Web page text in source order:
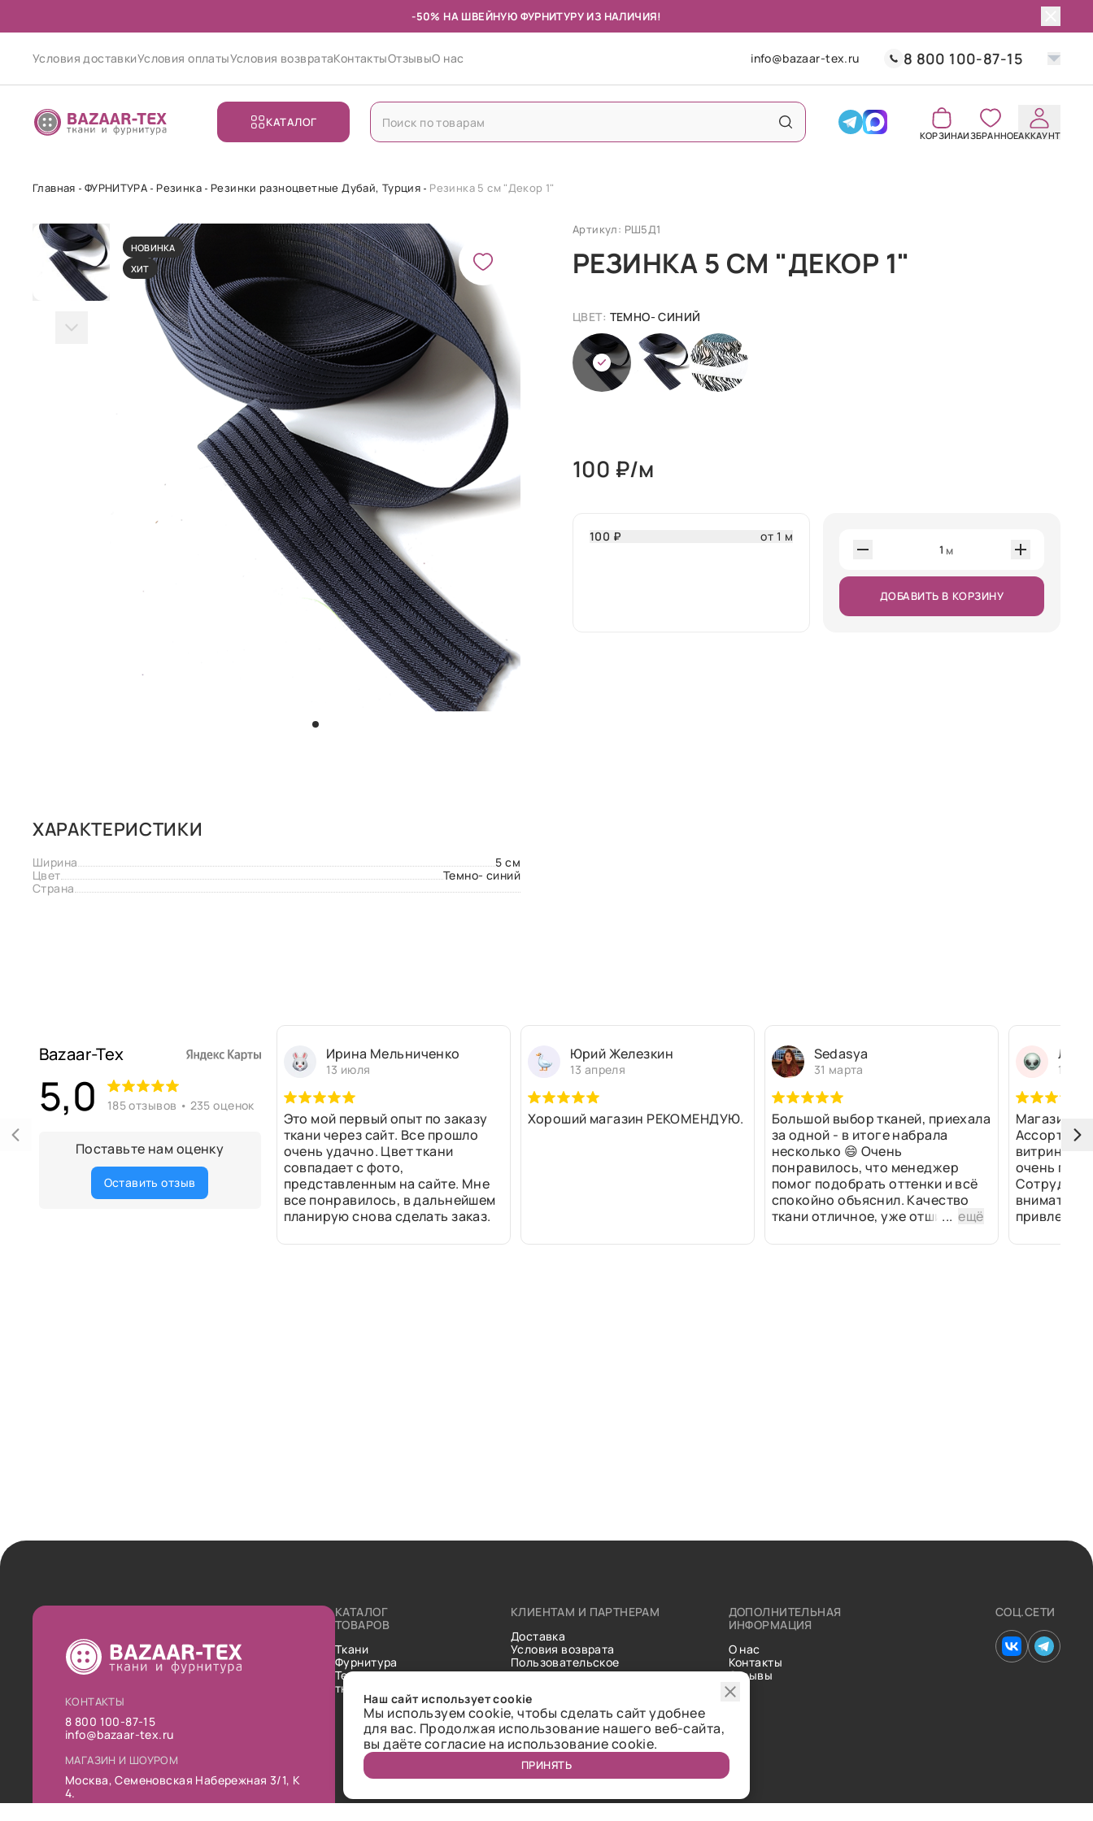
-50% НА ШВЕЙНУЮ ФУРНИТУРУ ИЗ НАЛИЧИЯ!
Условия доставкиУсловия оплатыУсловия возвратаКонтактыОтзывыО нас info@bazaar-tex.ru 8 800 100-87-15
КАТАЛОГ
КОРЗИНАИЗБРАННОЕАККАУНТ
Главная ФУРНИТУРА Резинка Резинки разноцветные Дубай, Турция Резинка 5 см "Декор 1"
НОВИНКА
ХИТ
Артикул: РШ5Д1
РЕЗИНКА 5 СМ "ДЕКОР 1"
ЦВЕТ: ТЕМНО- СИНИЙ
100 ₽/м
100 ₽ от 1 м
1 м
ДОБАВИТЬ В КОРЗИНУ
ХАРАКТЕРИСТИКИ
Ширина
5 см
Цвет
Темно- синий
Страна
Bazaar-Tex
5,0 185 отзывов • 235 оценок
Поставьте нам оценку
Оставить отзыв
Ирина Мельниченко
13 июля
Это мой первый опыт по заказу
ткани через сайт. Все прошло
очень удачно. Цвет ткани
совпадает с фото,
представленным на сайте. Мне
все понравилось, в дальнейшем
планирую снова сделать заказ.
Юрий Железкин
13 апреля
Хороший магазин РЕКОМЕНДУЮ.
Sedasya
31 марта
Большой выбор тканей, приехала
за одной - в итоге набрала
несколько 😄 Очень
понравилось, что менеджер
помог подобрать оттенки и всё
спокойно объяснил. Качество
ткани отличное, уже отшили...ещё
13
Магазин
витринах
очень
привлек
рулоны
КОНТАКТЫ
8 800 100-87-15
info@bazaar-tex.ru
МАГАЗИН И ШОУРОМ
Москва, Семеновская Набережная 3/1, К
4.
КАТАЛОГ
ТОВАРОВ
Ткани
Фурнитура
Технические
ткани
КЛИЕНТАМ И ПАРТНЕРАМ
Доставка
Условия возврата
Пользовательское
соглашение
Статьи
ДОПОЛНИТЕЛЬНАЯ
ИНФОРМАЦИЯ
О нас
Контакты
Отзывы
СОЦ.СЕТИ
Наш сайт использует cookie
Мы используем cookie, чтобы сделать сайт удобнее
для вас. Продолжая использование нашего веб-сайта,
вы даёте согласие на использование cookie.
ПРИНЯТЬ